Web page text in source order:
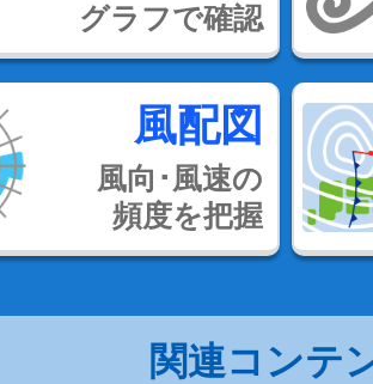
グラフで確認
風配図
風向･風速の
頻度を把握
関連コンテ